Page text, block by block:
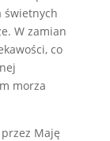
świetnych
W zamian
co
morza
Maję